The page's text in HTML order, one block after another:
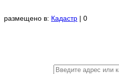
размещено в: Кадастр | 0